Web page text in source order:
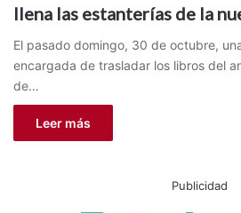
llena las estanterías de la
El pasado domingo, 30 de octubre,
encargada de trasladar los libros del
de…
Leer más
Publicidad